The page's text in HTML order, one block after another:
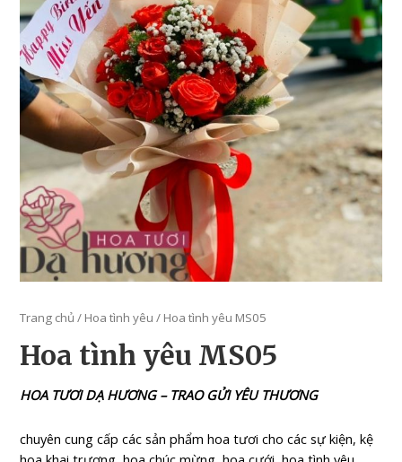
Trang chủ / Hoa tình yêu / Hoa tình yêu MS05
Hoa tình yêu MS05
HOA TƯƠI DẠ HƯƠNG – TRAO GỬI YÊU THƯƠNG
chuyên cung cấp các sản phẩm hoa tươi cho các sự kiện, kệ